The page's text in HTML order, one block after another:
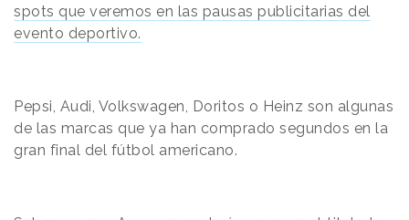
spots que veremos en las pausas publicitarias del
evento deportivo.
Pepsi, Audi, Volkswagen, Doritos o Heinz son algunas
de las marcas que ya han comprado segundos en la
gran final del fútbol americano.